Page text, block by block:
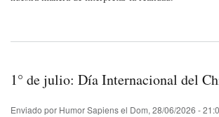
1° de julio: Día Internacional del
Enviado por Humor Sapiensel Dom, 28/06/2026 -